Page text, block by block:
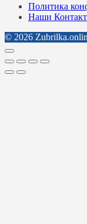
Политика
Наши
© 2026